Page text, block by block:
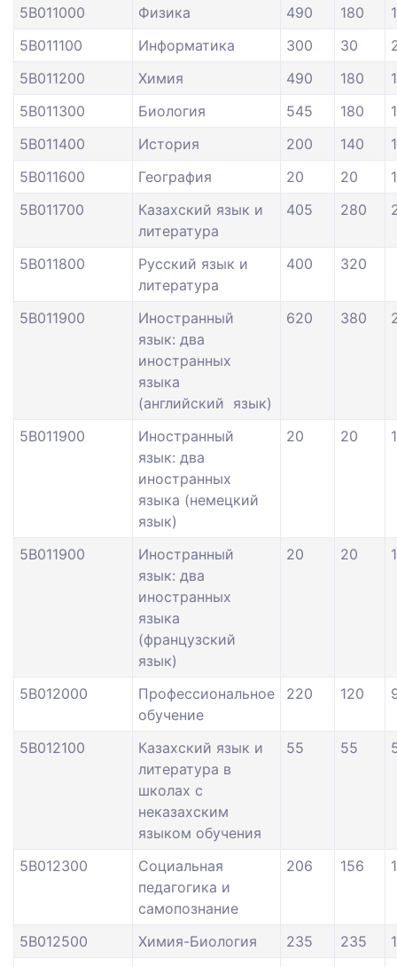
5В011000
Физика 490 180
5В011100
Информатика 300 30
5В011200
Химия 490 180
5В011300
Биология 545 180
5В011400
История 200 140
5В011600
География 20 20
5В011700
Казахский язык и
литература
405 280
5В011800
Русский язык и
литература
400 320
5В011900
Иностранный
язык: два
иностранных
языка
(английский язык)
620 380
5В011900
Иностранный
язык: два
иностранных
языка (немецкий
язык)
20 20
5В011900
Иностранный
язык: два
иностранных
языка
(французский
язык)
20 20
5В012000
Профессиональное
обучение
220 120
5В012100
Казахский язык и
литература в
школах с
неказахским
языком обучения
55 55
5В012300
Социальная
педагогика и
самопознание
206 156
5В012500 Химия-Биология 235 235